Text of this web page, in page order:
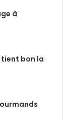
à
bon la